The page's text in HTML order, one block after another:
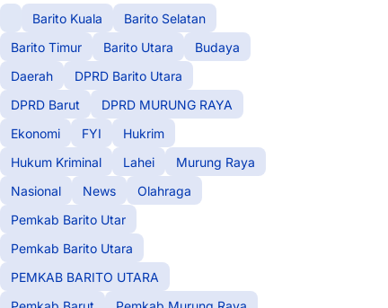
Barito Kuala
Barito Selatan
Barito Timur
Barito Utara
Budaya
Daerah
DPRD Barito Utara
DPRD Barut
DPRD MURUNG RAYA
Ekonomi
FYI
Hukrim
Hukum Kriminal
Lahei
Murung Raya
Nasional
News
Olahraga
Pemkab Barito Utar
Pemkab Barito Utara
PEMKAB BARITO UTARA